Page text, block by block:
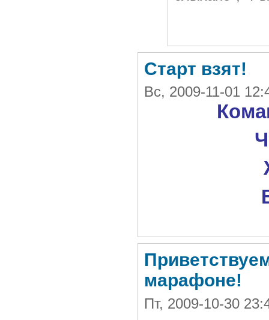
Старт взят!
Вс, 2009-11-01
марафоне!
Пт, 2009-10-30